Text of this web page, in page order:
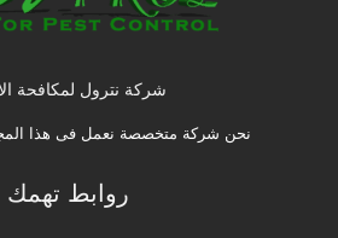
شركة نترول لمكافحة
نحن شركة متخصصة نعمل فى هذا المجال
روابط تهمك